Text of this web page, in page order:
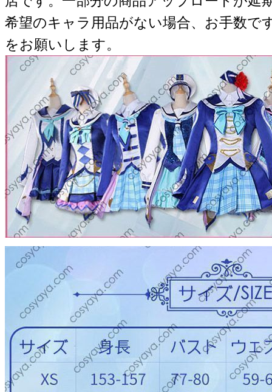
希望のキャラ用品がない場合、お手数で
をお願いします。